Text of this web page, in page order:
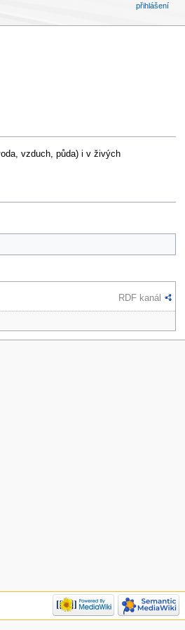
vzduch, půda) i v živých
RDF kanál
přihlášení